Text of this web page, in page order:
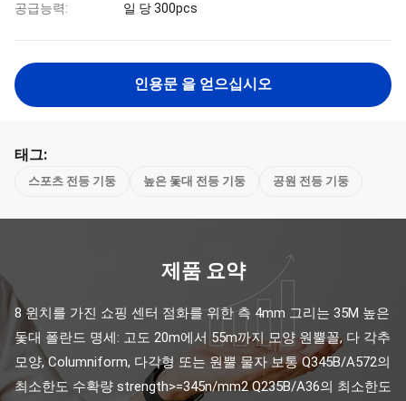
공급능력: 일 당 300pcs
인용문 을 얻으십시오
태그:
스포츠 전등 기둥 높은 돛대 전등 기둥 공원 전등 기둥
제품 요약
8 윈치를 가진 쇼핑 센터 점화를 위한 측 4mm 그리는 35M 높은
돛대 폴란드 명세: 고도 20m에서 55m까지 모양 원뿔꼴, 다 각추
모양, Columniform, 다각형 또는 원뿔 물자 보통 Q345B/A572의
최소한도 수확량 strength>=345n/mm2 Q235B/A36의 최소한도